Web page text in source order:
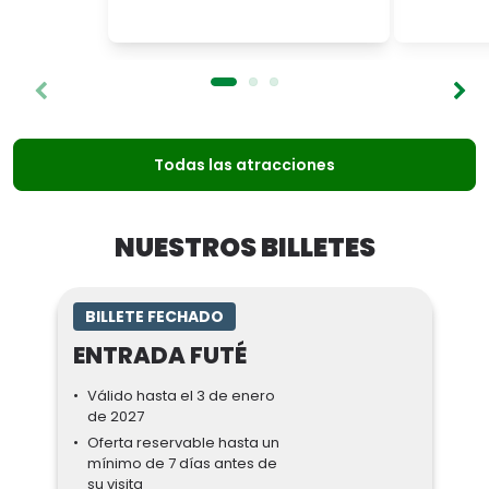
Todas las atracciones
NUESTROS BILLETES
BILLETE FECHADO
ENTRADA FUTÉ
Válido hasta el 3 de enero
de 2027
Oferta reservable hasta un
mínimo de 7 días antes de
su visita